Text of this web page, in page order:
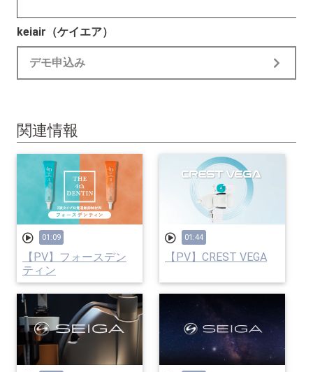
keiair（ケイエア）
デモ申込み
関連情報
01:09
【PV】フォースデン
ティン
01:44
【PV】CREST VEGA